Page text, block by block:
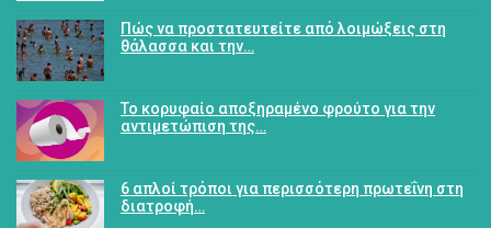
Πώς να προστατευτείτε από λοιμώξεις στη
θάλασσα και την…
Το κορυφαίο αποξηραμένο φρούτο για την
αντιμετώπιση της…
6 απλοί τρόποι για περισσότερη πρωτεΐνη στη
διατροφή…